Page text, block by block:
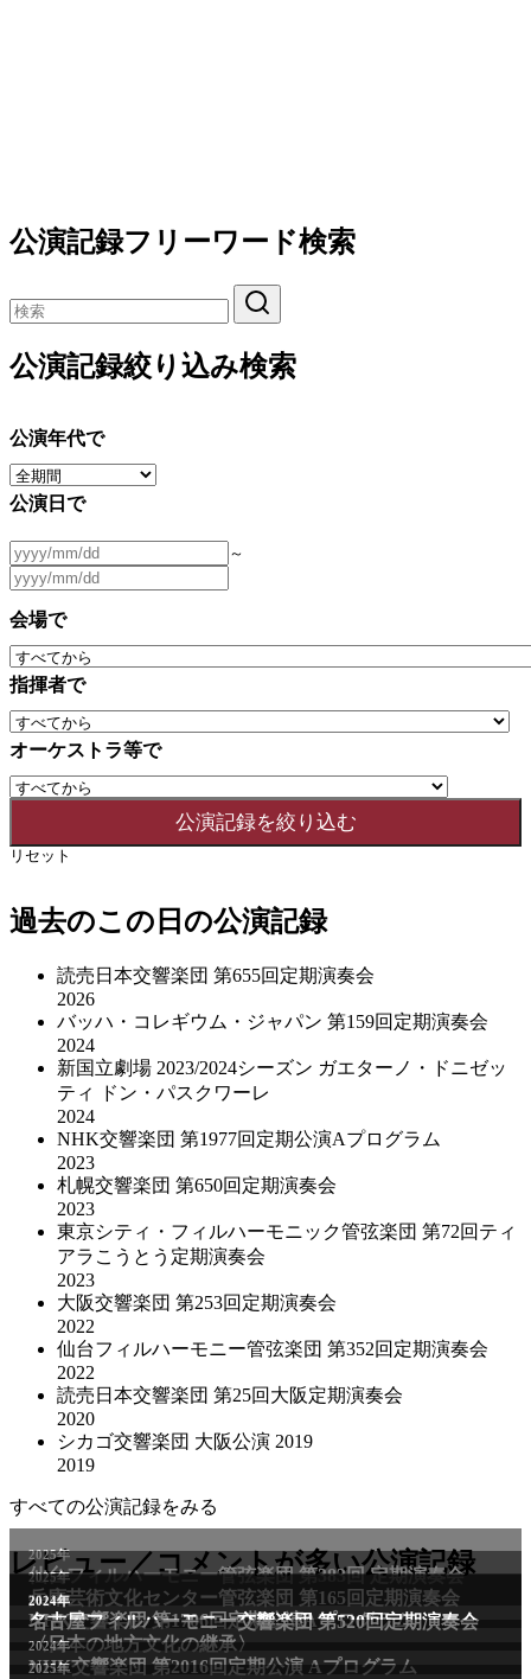
公演記録フリーワード検索
公演記録絞り込み検索
公演年代で
公演日で
～
会場で
指揮者で
オーケストラ等で
リセット
過去のこの日の公演記録
読売日本交響楽団 第655回定期演奏会
2026
バッハ・コレギウム・ジャパン 第159回定期演奏会
2024
新国立劇場 2023/2024シーズン ガエターノ・ドニゼッ
ティ ドン・パスクワーレ
2024
NHK交響楽団 第1977回定期公演Aプログラム
2023
札幌交響楽団 第650回定期演奏会
2023
東京シティ・フィルハーモニック管弦楽団 第72回ティ
アラこうとう定期演奏会
2023
大阪交響楽団 第253回定期演奏会
2022
仙台フィルハーモニー管弦楽団 第352回定期演奏会
2022
読売日本交響楽団 第25回大阪定期演奏会
2020
シカゴ交響楽団 大阪公演 2019
2019
すべての公演記録をみる
レビュー／コメントが多い公演記録
2025年
仙台フィルハーモニー管弦楽団 第383回 定期演奏会
2025年
兵庫芸術文化センター管弦楽団 第165回定期演奏会
2011年
NHK交響楽団 第1706回定期公演Aプログラム
2024年
名古屋フィルハーモニー交響楽団 第520回定期演奏会
〈日本の地方文化の継承〉
2024年
NHK交響楽団 第2016回定期公演 Aプログラム
2025年